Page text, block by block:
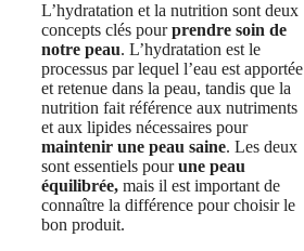
L’hydratation et la nutrition sont deux
concepts clés pourprendre soin de
notre peau. L’hydratation est le
processus par lequel l’eau est apportée
et retenue dans la peau, tandis que la
nutrition fait référence aux nutriments
et aux lipides nécessaires pour
maintenir une peau saine. Les deux
sont essentiels pourune peau
équilibrée, mais il est important de
connaître la différence pour choisir le
bon produit.